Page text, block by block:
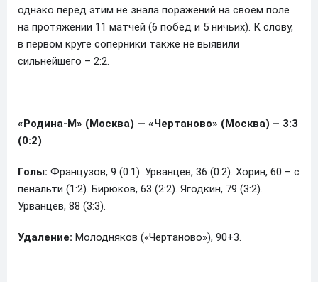
однако перед этим не знала поражений на своем поле
на протяжении 11 матчей (6 побед и 5 ничьих). К слову,
в первом круге соперники также не выявили
сильнейшего – 2:2.
«Родина-М» (Москва) — «Чертаново» (Москва) – 3:3
(0:2)
Голы: Французов, 9 (0:1). Урванцев, 36 (0:2). Хорин, 60 – с
пенальти (1:2). Бирюков, 63 (2:2). Ягодкин, 79 (3:2).
Урванцев, 88 (3:3).
Удаление: Молодняков («Чертаново»), 90+3.